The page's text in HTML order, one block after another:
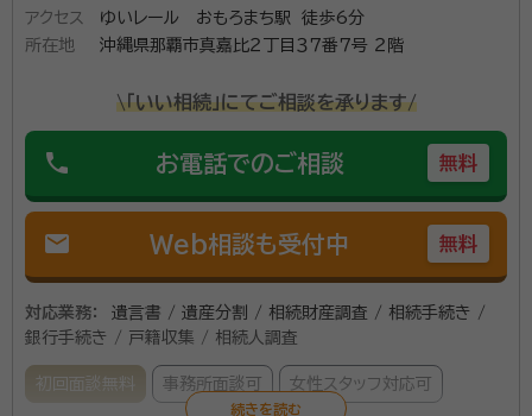
アクセス
ゆいレール おもろまち駅 徒歩6分
所在地
沖縄県那覇市真嘉比２丁目３７番７号 ２階
\「いい相続」にてご相談を承ります/
phone お電話でのご相談 無料
mail Web相談も受付中 無料
対応業務：
遺言書 / 遺産分割 / 相続財産調査 / 相続手続き /
銀行手続き / 戸籍収集 / 相続人調査
初回面談無料 事務所面談可 女性スタッフ対応可